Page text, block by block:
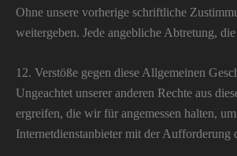
Ohne unsere vorherige schriftliche
weitergeben. Jede angebliche Abtretung,
12. Verstöße gegen diese Allgemeinen
Ungeachtet unserer anderen Rechte aus
ergreifen, die wir für angemessen halten,
Internetdienstanbieter mit der Aufforderung